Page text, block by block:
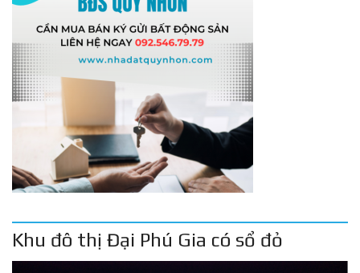
Khu đô thị Đại Phú Gia có sổ đỏ